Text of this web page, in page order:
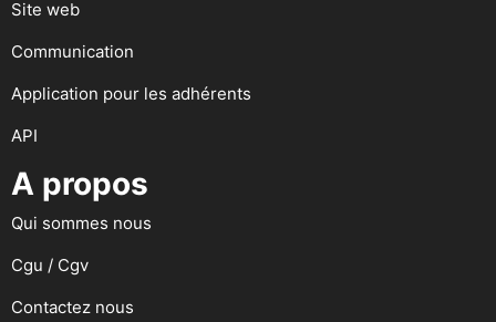
Site web
Communication
Application pour les adhérents
API
A propos
Qui sommes nous
Cgu / Cgv
Contactez nous